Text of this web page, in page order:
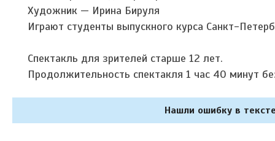
Художник — Ирина Бируля
Играют студенты выпускного курса Санкт-
Спектакль для зрителей старше 12 лет.
Продолжительность спектакля 1 час 40 минут
Нашли ошибку в